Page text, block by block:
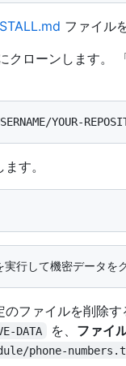
ファイル
クローンします。
す。
ファイルを削除
DATA を、 ファイ
phone-